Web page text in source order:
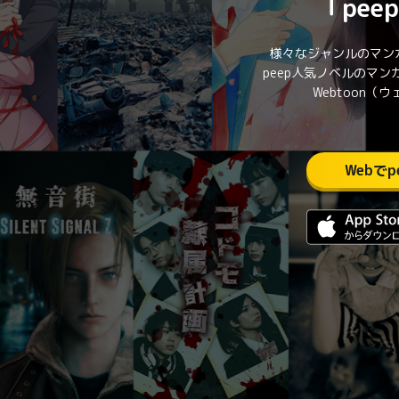
「
様々なジャンルのマ
peep人気ノベルのマン
Webtoon（ウ
Webで